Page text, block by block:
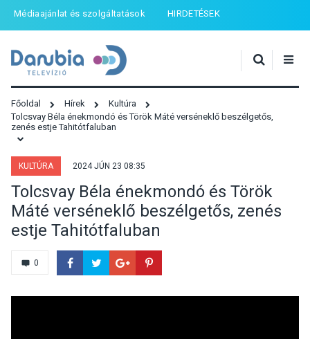
Médiaajánlat és szolgáltatások HIRDETÉSEK
Főoldal Hírek
Kultúra
Tolcsvay Béla énekmondó és Török Máté verséneklő beszélgetős,
zenés estje Tahitótfaluban
KULTÚRA 2024 JÚN 23 08:35
Tolcsvay Béla énekmondó és Török
Máté verséneklő beszélgetős, zenés
estje Tahitótfaluban
0